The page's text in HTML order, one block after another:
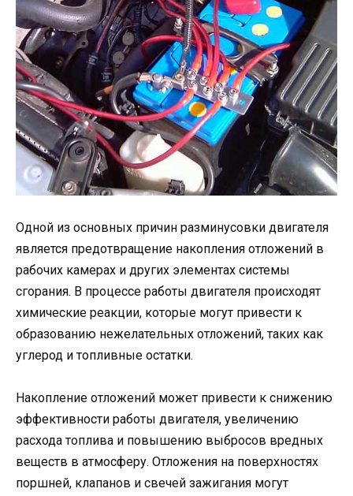
Одной из основных причин разминусовки двигателя
является предотвращение накопления отложений в
рабочих камерах и других элементах системы
сгорания. В процессе работы двигателя происходят
химические реакции, которые могут привести к
образованию нежелательных отложений, таких как
углерод и топливные остатки.
Накопление отложений может привести к снижению
эффективности работы двигателя, увеличению
расхода топлива и повышению выбросов вредных
веществ в атмосферу. Отложения на поверхностях
поршней, клапанов и свечей зажигания могут